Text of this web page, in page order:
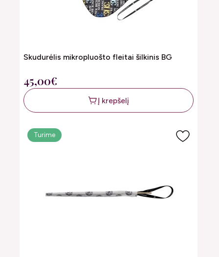
Skudurėlis mikropluošto fleitai šilkinis BG
45,00€
Į krepšelį
Turime